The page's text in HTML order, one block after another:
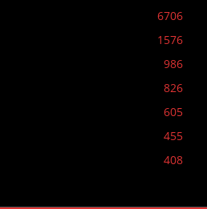
6706
1576
986
826
605
455
408